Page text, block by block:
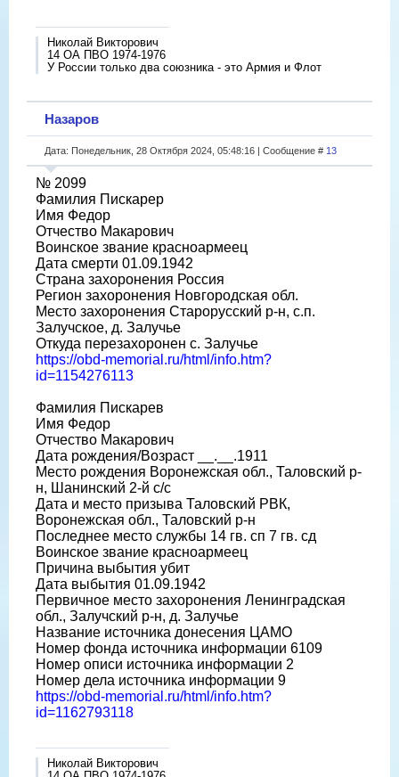
Николай Викторович
14 ОА ПВО 1974-1976
У России только два союзника - это Армия и Флот
Назаров
Дата: Понедельник, 28 Октября 2024, 05:48:16 | Сообщение # 13
№ 2099
Фамилия Пискарер
Имя Федор
Отчество Макарович
Воинское звание красноармеец
Дата смерти 01.09.1942
Страна захоронения Россия
Регион захоронения Новгородская обл.
Место захоронения Старорусский р-н, с.п.
Залучское, д. Залучье
Откуда перезахоронен с. Залучье
https://obd-memorial.ru/html/info.htm?
id=1154276113
Фамилия Пискарев
Имя Федор
Отчество Макарович
Дата рождения/Возраст __.__.1911
Место рождения Воронежская обл., Таловский р-
н, Шанинский 2-й с/с
Дата и место призыва Таловский РВК,
Воронежская обл., Таловский р-н
Последнее место службы 14 гв. сп 7 гв. сд
Воинское звание красноармеец
Причина выбытия убит
Дата выбытия 01.09.1942
Первичное место захоронения Ленинградская
обл., Залучский р-н, д. Залучье
Название источника донесения ЦАМО
Номер фонда источника информации 6109
Номер описи источника информации 2
Номер дела источника информации 9
https://obd-memorial.ru/html/info.htm?
id=1162793118
Николай Викторович